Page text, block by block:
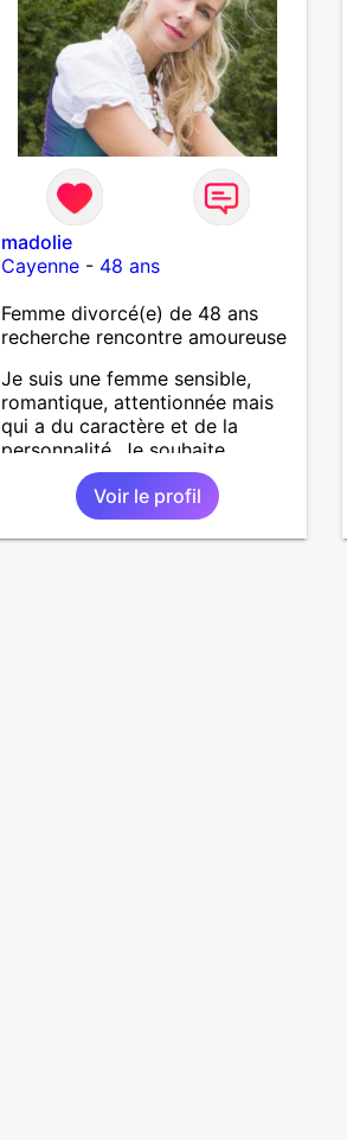
madolie
Cayenne- 48 ans
Femme divorcé(e) de 48 ans
recherche rencontre amoureuse
Je suis une femme sensible,
romantique, attentionnée mais
qui a du caractère et de la
personnalité. Je souhaite
rencontrer un homme même
Voir le profil